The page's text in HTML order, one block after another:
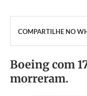
COMPARTILHE NO
Boeing com
morreram.